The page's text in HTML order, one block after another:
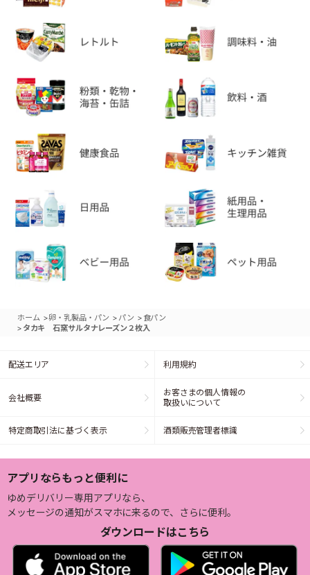
ホーム >卵・乳製品・パン > パン > 食パン
> タカキ 石窯サルタナレーズン２枚入
配送エリア 利用規約
会社概要
お客さまの個人情報の
取扱いについて
特定商取引法に基づく表示 酒類販売管理者標識
アプリならもっと便利に
ゆめデリバリー専用アプリなら、
メッセージの通知がスマホに来るので、さらに便利。
ダウンロードはこちら